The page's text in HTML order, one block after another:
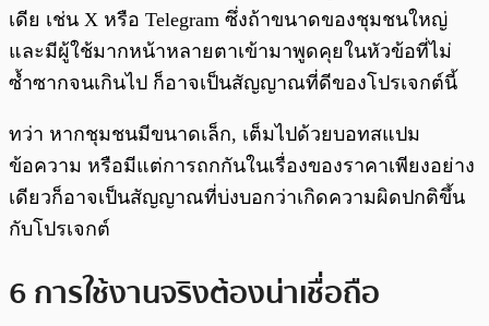
เดีย เช่น X หรือ Telegram ซึ่งถ้าขนาดของชุมชนใหญ่
และมีผู้ใช้มากหน้าหลายตาเข้ามาพูดคุยในหัวข้อที่ไม่
ซ้ำซากจนเกินไป ก็อาจเป็นสัญญาณที่ดีของโปรเจกต์นี้
ทว่า หากชุมชนมีขนาดเล็ก, เต็มไปด้วยบอทสแปม
ข้อความ หรือมีแต่การถกกันในเรื่องของราคาเพียงอย่าง
เดียวก็อาจเป็นสัญญาณที่บ่งบอกว่าเกิดความผิดปกติขึ้น
กับโปรเจกต์
6 การใช้งานจริงต้องน่าเชื่อถือ